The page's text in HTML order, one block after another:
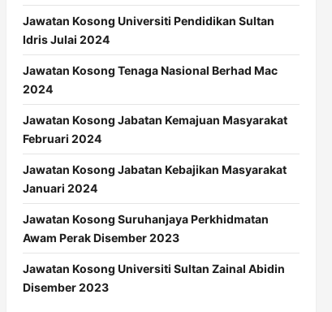
Jawatan Kosong Universiti Pendidikan Sultan
Idris Julai 2024
Jawatan Kosong Tenaga Nasional Berhad Mac
2024
Jawatan Kosong Jabatan Kemajuan Masyarakat
Februari 2024
Jawatan Kosong Jabatan Kebajikan Masyarakat
Januari 2024
Jawatan Kosong Suruhanjaya Perkhidmatan
Awam Perak Disember 2023
Jawatan Kosong Universiti Sultan Zainal Abidin
Disember 2023